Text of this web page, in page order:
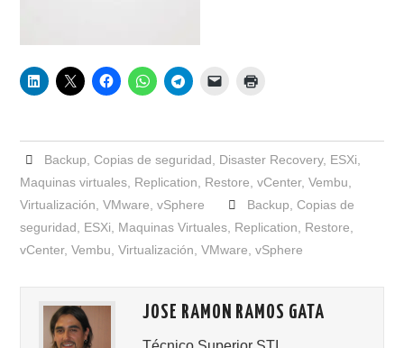
Backup Copias de seguridad Disaster Recovery, ESXi
Maquinas virtuales Replication Restore ,vCenter,Vembu
Virtualización ,VMware ,vSphere Backup Copias de
seguridad
ESXi Maquinas Virtuales Replication Restore
vCenter,Vembu ,Virtualización ,VMware ,vSphere
JOSE RAMON RAMOS GATA